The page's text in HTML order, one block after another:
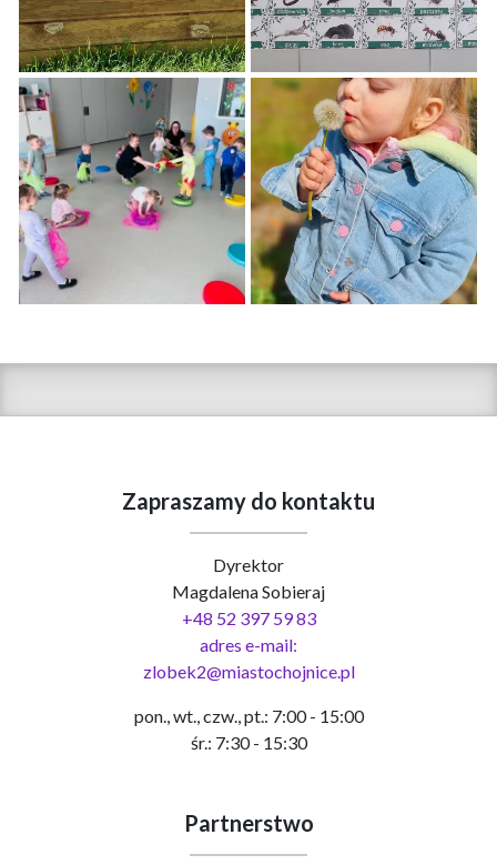
Zapraszamy do kontaktu
Dyrektor
Magdalena Sobieraj
+48 52 397 59 83
adres e-mail:
zlobek2@miastochojnice.pl
pon., wt., czw., pt.: 7:00 - 15:00
śr.: 7:30 - 15:30
Partnerstwo